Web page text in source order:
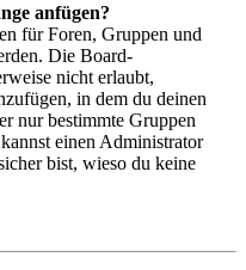
anfügen?
für Foren, Gruppen und
Die Board-
nicht erlaubt,
in dem du deinen
nur bestimmte Gruppen
einen Administrator
bist, wieso du keine